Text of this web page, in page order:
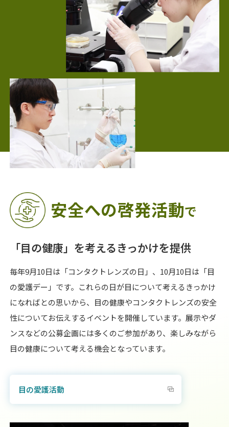
安全への啓発活動で
「目の健康」を考えるきっかけを提供
毎年9月10日は「コンタクトレンズの日」、10月10日は「目
の愛護デー」です。これらの日が目について考えるきっかけ
になればとの思いから、目の健康やコンタクトレンズの安全
性についてお伝えするイベントを開催しています。展示やダ
ンスなどの公募企画には多くのご参加があり、楽しみながら
目の健康について考える機会となっています。
目の愛護活動